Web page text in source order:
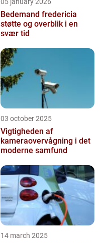
Bedemand fredericia
støtte og overblik i en
svær tid
03 october 2025
Vigtigheden af
kameraovervågning i det
moderne samfund
14 march 2025